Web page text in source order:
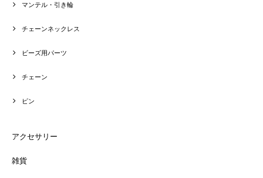
マンテル・引き輪
チェーンネックレス
ビーズ用パーツ
チェーン
ピン
アクセサリー
雑貨